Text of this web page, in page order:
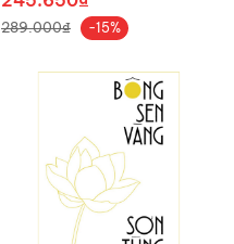
289.000₫ -15%